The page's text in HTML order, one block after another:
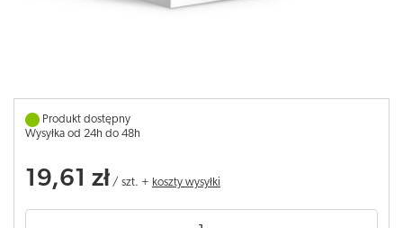
Produkt dostępny
Wysyłka od 24h do 48h
19,61 zł / szt. + koszty wysyłki